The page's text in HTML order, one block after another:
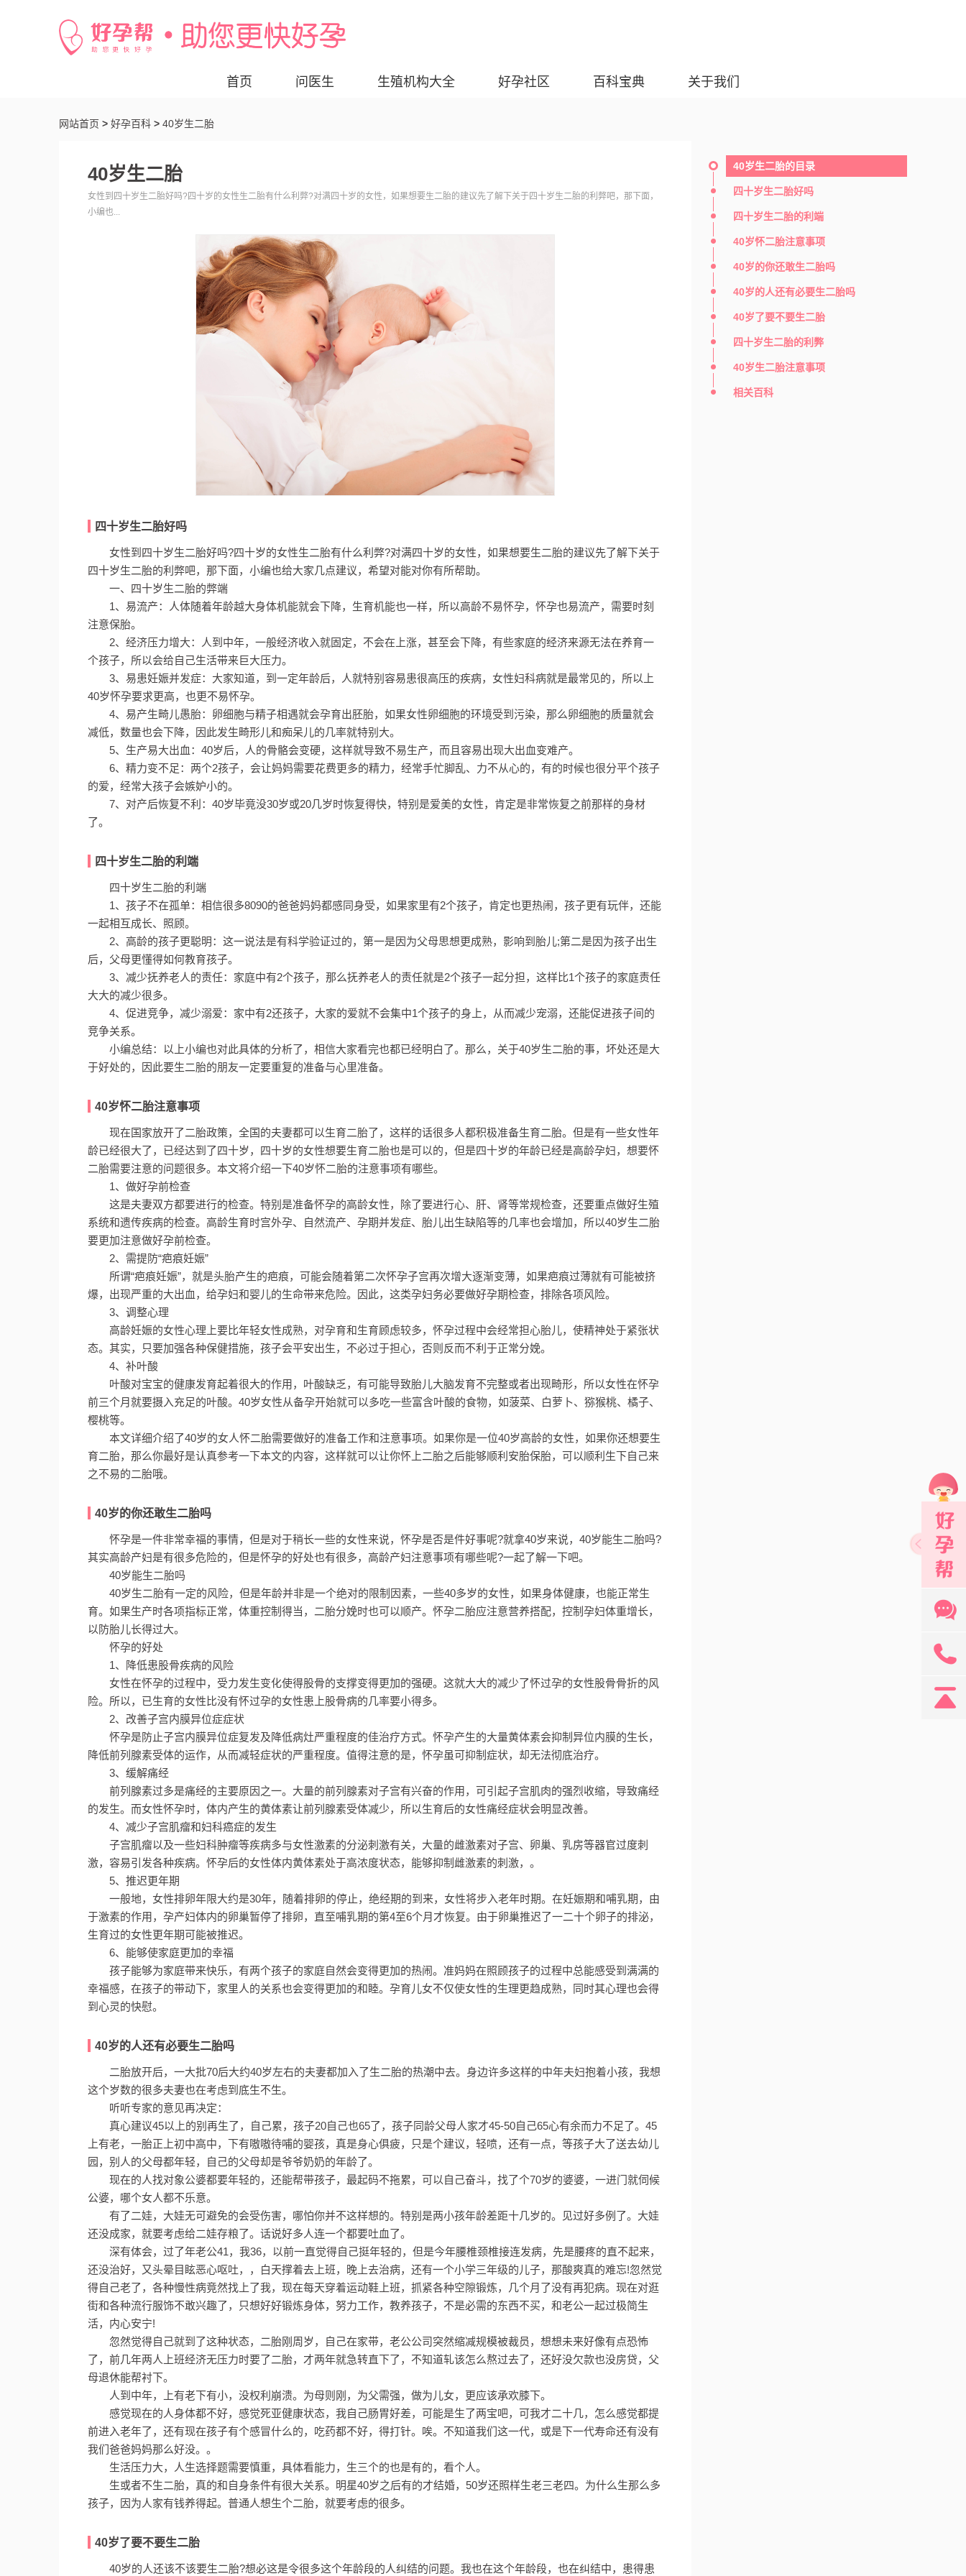
首页 问医生 生殖机构大全 好孕社区 百科宝典 关于我们
网站首页 > 好孕百科 > 40岁生二胎
40岁生二胎
女性到四十岁生二胎好吗?四十岁的女性生二胎有什么利弊?对满四十岁的女性，如果想要生二胎的建议先了解下关于四十岁生二胎的利弊吧，那下面，
小编也...
四十岁生二胎好吗
女性到四十岁生二胎好吗?四十岁的女性生二胎有什么利弊?对满四十岁的女性，如果想要生二胎的建议先了解下关于
四十岁生二胎的利弊吧，那下面，小编也给大家几点建议，希望对能对你有所帮助。
一、四十岁生二胎的弊端
1、易流产：人体随着年龄越大身体机能就会下降，生育机能也一样，所以高龄不易怀孕，怀孕也易流产，需要时刻
注意保胎。
2、经济压力增大：人到中年，一般经济收入就固定，不会在上涨，甚至会下降，有些家庭的经济来源无法在养育一
个孩子，所以会给自己生活带来巨大压力。
3、易患妊娠并发症：大家知道，到一定年龄后，人就特别容易患很高压的疾病，女性妇科病就是最常见的，所以上
40岁怀孕要求更高，也更不易怀孕。
4、易产生畸儿愚胎：卵细胞与精子相遇就会孕育出胚胎，如果女性卵细胞的环境受到污染，那么卵细胞的质量就会
减低，数量也会下降，因此发生畸形儿和痴呆儿的几率就特别大。
5、生产易大出血：40岁后，人的骨骼会变硬，这样就导致不易生产，而且容易出现大出血变难产。
6、精力变不足：两个2孩子，会让妈妈需要花费更多的精力，经常手忙脚乱、力不从心的，有的时候也很分平个孩子
的爱，经常大孩子会嫉妒小的。
7、对产后恢复不利：40岁毕竟没30岁或20几岁时恢复得快，特别是爱美的女性，肯定是非常恢复之前那样的身材
了。
四十岁生二胎的利端
四十岁生二胎的利端
1、孩子不在孤单：相信很多8090的爸爸妈妈都感同身受，如果家里有2个孩子，肯定也更热闹，孩子更有玩伴，还能
一起相互成长、照顾。
2、高龄的孩子更聪明：这一说法是有科学验证过的，第一是因为父母思想更成熟，影响到胎儿;第二是因为孩子出生
后，父母更懂得如何教育孩子。
3、减少抚养老人的责任：家庭中有2个孩子，那么抚养老人的责任就是2个孩子一起分担，这样比1个孩子的家庭责任
大大的减少很多。
4、促进竞争，减少溺爱：家中有2还孩子，大家的爱就不会集中1个孩子的身上，从而减少宠溺，还能促进孩子间的
竞争关系。
小编总结：以上小编也对此具体的分析了，相信大家看完也都已经明白了。那么，关于40岁生二胎的事，坏处还是大
于好处的，因此要生二胎的朋友一定要重复的准备与心里准备。
40岁怀二胎注意事项
现在国家放开了二胎政策，全国的夫妻都可以生育二胎了，这样的话很多人都积极准备生育二胎。但是有一些女性年
龄已经很大了，已经达到了四十岁，四十岁的女性想要生育二胎也是可以的，但是四十岁的年龄已经是高龄孕妇，想要怀
二胎需要注意的问题很多。本文将介绍一下40岁怀二胎的注意事项有哪些。
1、做好孕前检查
这是夫妻双方都要进行的检查。特别是准备怀孕的高龄女性，除了要进行心、肝、肾等常规检查，还要重点做好生殖
系统和遗传疾病的检查。高龄生育时宫外孕、自然流产、孕期并发症、胎儿出生缺陷等的几率也会增加，所以40岁生二胎
要更加注意做好孕前检查。
2、需提防“疤痕妊娠”
所谓“疤痕妊娠”，就是头胎产生的疤痕，可能会随着第二次怀孕子宫再次增大逐渐变薄，如果疤痕过薄就有可能被挤
爆，出现严重的大出血，给孕妇和婴儿的生命带来危险。因此，这类孕妇务必要做好孕期检查，排除各项风险。
3、调整心理
高龄妊娠的女性心理上要比年轻女性成熟，对孕育和生育顾虑较多，怀孕过程中会经常担心胎儿，使精神处于紧张状
态。其实，只要加强各种保健措施，孩子会平安出生，不必过于担心，否则反而不利于正常分娩。
4、补叶酸
叶酸对宝宝的健康发育起着很大的作用，叶酸缺乏，有可能导致胎儿大脑发育不完整或者出现畸形，所以女性在怀孕
前三个月就要摄入充足的叶酸。40岁女性从备孕开始就可以多吃一些富含叶酸的食物，如菠菜、白萝卜、猕猴桃、橘子、
樱桃等。
本文详细介绍了40岁的女人怀二胎需要做好的准备工作和注意事项。如果你是一位40岁高龄的女性，如果你还想要生
育二胎，那么你最好是认真参考一下本文的内容，这样就可以让你怀上二胎之后能够顺利安胎保胎，可以顺利生下自己来
之不易的二胎哦。
40岁的你还敢生二胎吗
怀孕是一件非常幸福的事情，但是对于稍长一些的女性来说，怀孕是否是件好事呢?就拿40岁来说，40岁能生二胎吗?
其实高龄产妇是有很多危险的，但是怀孕的好处也有很多，高龄产妇注意事项有哪些呢?一起了解一下吧。
40岁能生二胎吗
40岁生二胎有一定的风险，但是年龄并非是一个绝对的限制因素，一些40多岁的女性，如果身体健康，也能正常生
育。如果生产时各项指标正常，体重控制得当，二胎分娩时也可以顺产。怀孕二胎应注意营养搭配，控制孕妇体重增长，
以防胎儿长得过大。
怀孕的好处
1、降低患股骨疾病的风险
女性在怀孕的过程中，受力发生变化使得股骨的支撑变得更加的强硬。这就大大的减少了怀过孕的女性股骨骨折的风
险。所以，已生育的女性比没有怀过孕的女性患上股骨病的几率要小得多。
2、改善子宫内膜异位症症状
怀孕是防止子宫内膜异位症复发及降低病灶严重程度的佳治疗方式。怀孕产生的大量黄体素会抑制异位内膜的生长，
降低前列腺素受体的运作，从而减轻症状的严重程度。值得注意的是，怀孕虽可抑制症状，却无法彻底治疗。
3、缓解痛经
前列腺素过多是痛经的主要原因之一。大量的前列腺素对子宫有兴奋的作用，可引起子宫肌肉的强烈收缩，导致痛经
的发生。而女性怀孕时，体内产生的黄体素让前列腺素受体减少，所以生育后的女性痛经症状会明显改善。
4、减少子宫肌瘤和妇科癌症的发生
子宫肌瘤以及一些妇科肿瘤等疾病多与女性激素的分泌刺激有关，大量的雌激素对子宫、卵巢、乳房等器官过度刺
激，容易引发各种疾病。怀孕后的女性体内黄体素处于高浓度状态，能够抑制雌激素的刺激，。
5、推迟更年期
一般地，女性排卵年限大约是30年，随着排卵的停止，绝经期的到来，女性将步入老年时期。在妊娠期和哺乳期，由
于激素的作用，孕产妇体内的卵巢暂停了排卵，直至哺乳期的第4至6个月才恢复。由于卵巢推迟了一二十个卵子的排泌，
生育过的女性更年期可能被推迟。
6、能够使家庭更加的幸福
孩子能够为家庭带来快乐，有两个孩子的家庭自然会变得更加的热闹。准妈妈在照顾孩子的过程中总能感受到满满的
幸福感，在孩子的带动下，家里人的关系也会变得更加的和睦。孕育儿女不仅使女性的生理更趋成熟，同时其心理也会得
到心灵的快慰。
40岁的人还有必要生二胎吗
二胎放开后，一大批70后大约40岁左右的夫妻都加入了生二胎的热潮中去。身边许多这样的中年夫妇抱着小孩，我想
这个岁数的很多夫妻也在考虑到底生不生。
听听专家的意见再决定：
真心建议45以上的别再生了，自己累，孩子20自己也65了，孩子同龄父母人家才45-50自己65心有余而力不足了。45
上有老，一胎正上初中高中，下有嗷嗷待哺的婴孩，真是身心俱疲，只是个建议，轻喷，还有一点，等孩子大了送去幼儿
园，别人的父母都年轻，自己的父母却是爷爷奶奶的年龄了。
现在的人找对象公婆都要年轻的，还能帮带孩子，最起码不拖累，可以自己奋斗，找了个70岁的婆婆，一进门就伺候
公婆，哪个女人都不乐意。
有了二娃，大娃无可避免的会受伤害，哪怕你并不这样想的。特别是两小孩年龄差距十几岁的。见过好多例了。大娃
还没成家，就要考虑给二娃存粮了。话说好多人连一个都要吐血了。
深有体会，过了年老公41，我36，以前一直觉得自己挺年轻的，但是今年腰椎颈椎接连发病，先是腰疼的直不起来，
还没治好，又头晕目眩恶心呕吐，，白天撑着去上班，晚上去治病，还有一个小学三年级的儿子，那酸爽真的难忘!忽然觉
得自己老了，各种慢性病竟然找上了我，现在每天穿着运动鞋上班，抓紧各种空隙锻炼，几个月了没有再犯病。现在对逛
街和各种流行服饰不敢兴趣了，只想好好锻炼身体，努力工作，教养孩子，不是必需的东西不买，和老公一起过极简生
活，内心安宁!
忽然觉得自己就到了这种状态，二胎刚周岁，自己在家带，老公公司突然缩减规模被裁员，想想未来好像有点恐怖
了，前几年两人上班经济无压力时要了二胎，才两年就急转直下了，不知道轧该怎么熬过去了，还好没欠款也没房贷，父
母退休能帮衬下。
人到中年，上有老下有小，没权利崩溃。为母则刚，为父需强，做为儿女，更应该承欢膝下。
感觉现在的人身体都不好，感觉死亚健康状态，我自己肠胃好差，可能是生了两宝吧，可我才二十几，怎么感觉都提
前进入老年了，还有现在孩子有个感冒什么的，吃药都不好，得打针。唉。不知道我们这一代，或是下一代寿命还有没有
我们爸爸妈妈那么好没。。
生活压力大，人生选择题需要慎重，具体看能力，生三个的也是有的，看个人。
生或者不生二胎，真的和自身条件有很大关系。明星40岁之后有的才结婚，50岁还照样生老三老四。为什么生那么多
孩子，因为人家有钱养得起。普通人想生个二胎，就要考虑的很多。
40岁了要不要生二胎
40岁的人还该不该要生二胎?想必这是令很多这个年龄段的人纠结的问题。我也在这个年龄段，也在纠结中，患得患
40岁生二胎的目录
四十岁生二胎好吗
四十岁生二胎的利端
40岁怀二胎注意事项
40岁的你还敢生二胎吗
40岁的人还有必要生二胎吗
40岁了要不要生二胎
四十岁生二胎的利弊
40岁生二胎注意事项
相关百科